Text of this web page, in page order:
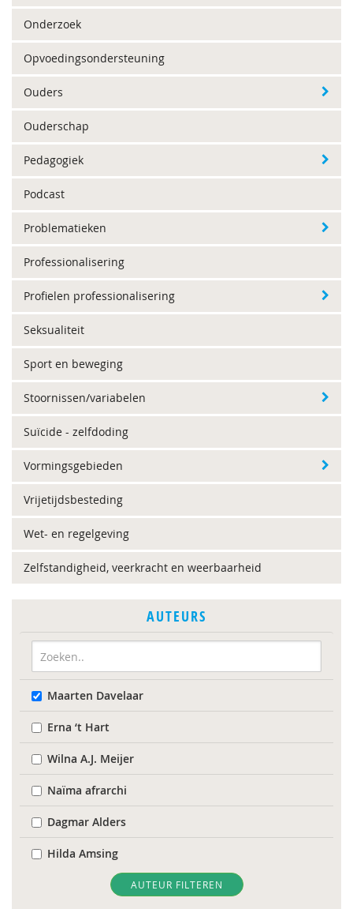
Onderzoek
Opvoedingsondersteuning
Ouders
Ouderschap
Pedagogiek
Podcast
Problematieken
Professionalisering
Profielen professionalisering
Seksualiteit
Sport en beweging
Stoornissen/variabelen
Suïcide - zelfdoding
Vormingsgebieden
Vrijetijdsbesteding
Wet- en regelgeving
Zelfstandigheid, veerkracht en weerbaarheid
AUTEURS
Maarten Davelaar
Erna ‘t Hart
Wilna A.J. Meijer
Naïma afrarchi
Dagmar Alders
Hilda Amsing
Drs. Anneke Meester-Van Laar
AUTEUR FILTEREN